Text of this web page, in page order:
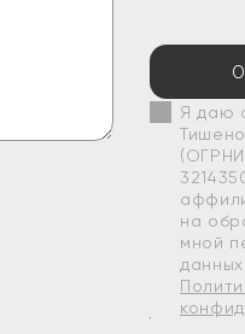
Я даю
на
мной